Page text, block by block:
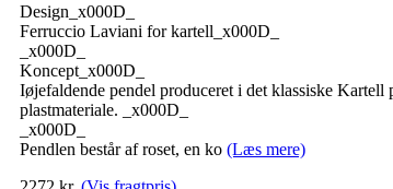
Design_x000D_
Ferruccio Laviani for kartell_x000D_
_x000D_
Koncept_x000D_
Iøjefaldende pendel produceret i det klassiske
plastmateriale. _x000D_
_x000D_
Pendlen består af roset, en ko (Læs mere)